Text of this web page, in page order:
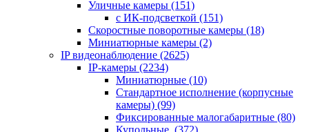
Уличные камеры (151)
с ИК-подсветкой (151)
Скоростные поворотные камеры (18)
Миниатюрные камеры (2)
IP видеонаблюдение (2625)
IP-камеры (2234)
Миниатюрные (10)
Стандартное исполнение (корпусные
камеры) (99)
Фиксированные малогабаритные (80)
Купольные (372)